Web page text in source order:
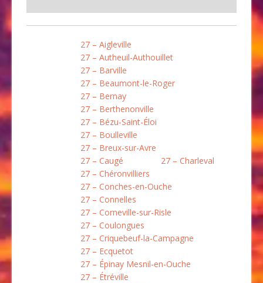
27 – Aigleville
27 – Autheuil-Authouillet
27 – Barville
27 – Beaumont-le-Roger
27 – Bernay
27 – Berthenonville
27 – Bézu-Saint-Éloi
27 – Boulleville
27 – Breux-sur-Avre
27 – Caugé
27 – Charleval
27 – Chéronvilliers
27 – Conches-en-Ouche
27 – Connelles
27 – Corneville-sur-Risle
27 – Coulongues
27 – Criquebeuf-la-Campagne
27 – Ecquetot
27 – Épinay Mesnil-en-Ouche
27 – Étréville